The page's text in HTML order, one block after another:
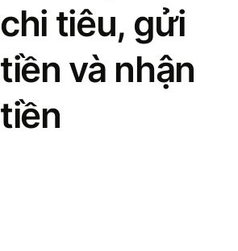
chi tiêu, gửi
tiền và nhận
tiền